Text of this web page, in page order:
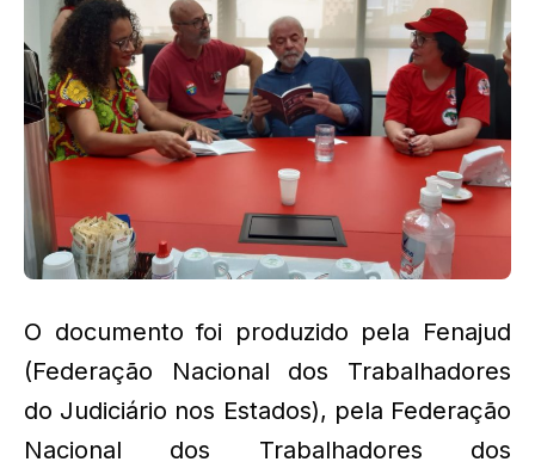
O documento foi produzido pela Fenajud
(Federação Nacional dos Trabalhadores
do Judiciário nos Estados), pela Federação
Nacional dos Trabalhadores dos